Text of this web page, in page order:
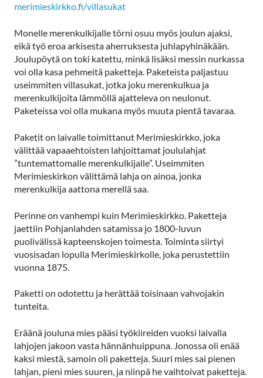
merimieskirkko.fi/villasukat
Monelle merenkulkijalle törni osuu myös joulun ajaksi,
eikä työ eroa arkisesta aherruksesta juhlapyhinäkään.
Joulupöytä on toki katettu, minkä lisäksi messin nurkassa
voi olla kasa pehmeitä paketteja. Paketeista paljastuu
useimmiten villasukat, jotka joku merenkulkua ja
merenkulkijoita lämmöllä ajatteleva on neulonut.
Paketeissa voi olla mukana myös muuta pientä tavaraa.
Paketit on laivalle toimittanut Merimieskirkko, joka
välittää vapaaehtoisten lahjoittamat joululahjat
”tuntemattomalle merenkulkijalle”. Useimmiten
Merimieskirkon välittämä lahja on ainoa, jonka
merenkulkija aattona merellä saa.
Perinne on vanhempi kuin Merimieskirkko. Paketteja
jaettiin Pohjanlahden satamissa jo 1800-luvun
puolivälissä kapteenskojen toimesta. Toiminta siirtyi
vuosisadan lopulla Merimieskirkolle, joka perustettiin
vuonna 1875.
Paketti on odotettu ja herättää toisinaan vahvojakin
tunteita.
Eräänä jouluna mies pääsi työkiireiden vuoksi laivalla
lahjojen jakoon vasta hännänhuippuna. Jonossa oli enää
kaksi miestä, samoin oli paketteja. Suuri mies sai pienen
lahjan, pieni mies suuren, ja niinpä he vaihtoivat paketteja.